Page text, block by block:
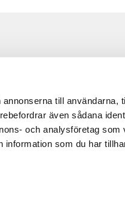
till användarna,
även sådana
och analysföretag som
som du har